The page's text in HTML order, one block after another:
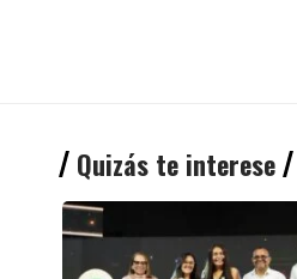
Quizás te interese